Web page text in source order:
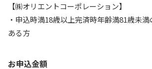
【㈱オリエントコーポレーション】
・申込時満18歳以上完済時年齢満81歳未
ある方
お申込金額